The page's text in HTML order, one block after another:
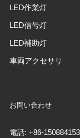
LED作業灯
LED信号灯
LED補助灯
車両アクセサリ
お問い合わせ
電話: +86-